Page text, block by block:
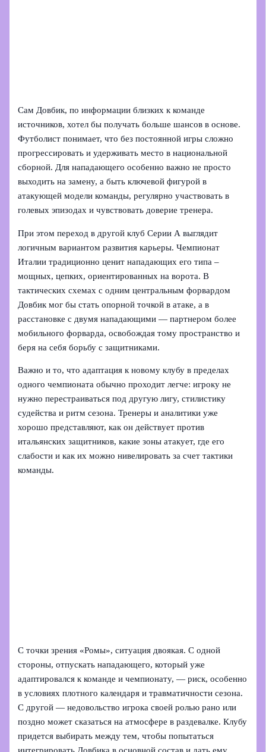
Сам Довбик, по информации близких к команде
источников, хотел бы получать больше шансов в основе.
Футболист понимает, что без постоянной игры сложно
прогрессировать и удерживать место в национальной
сборной. Для нападающего особенно важно не просто
выходить на замену, а быть ключевой фигурой в
атакующей модели команды, регулярно участвовать в
голевых эпизодах и чувствовать доверие тренера.
При этом переход в другой клуб Серии А выглядит
логичным вариантом развития карьеры. Чемпионат
Италии традиционно ценит нападающих его типа –
мощных, цепких, ориентированных на ворота. В
тактических схемах с одним центральным форвардом
Довбик мог бы стать опорной точкой в атаке, а в
расстановке с двумя нападающими — партнером более
мобильного форварда, освобождая тому пространство и
беря на себя борьбу с защитниками.
Важно и то, что адаптация к новому клубу в пределах
одного чемпионата обычно проходит легче: игроку не
нужно перестраиваться под другую лигу, стилистику
судейства и ритм сезона. Тренеры и аналитики уже
хорошо представляют, как он действует против
итальянских защитников, какие зоны атакует, где его
слабости и как их можно нивелировать за счет тактики
команды.
С точки зрения «Ромы», ситуация двоякая. С одной
стороны, отпускать нападающего, который уже
адаптировался к команде и чемпионату, — риск, особенно
в условиях плотного календаря и травматичности сезона.
С другой — недовольство игрока своей ролью рано или
поздно может сказаться на атмосфере в раздевалке. Клубу
придется выбирать между тем, чтобы попытаться